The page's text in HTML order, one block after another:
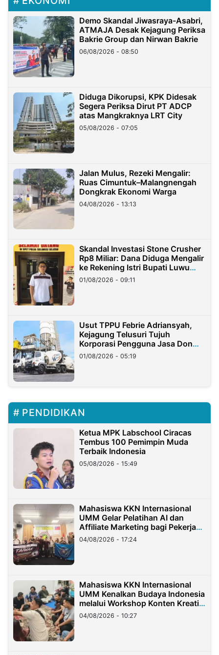
Demo Skandal Jiwasraya-Asabri,
ATMAJA Desak Kejagung Periksa
Bakrie Group dan Nirwan Bakrie
06/08/2026 - 08:50
Diduga Dikorupsi, KPK Didesak
Segera Periksa Dirut PT ADCP
atas Mangkraknya LRT City
05/08/2026 - 07:05
Jalan Mulus, Rezeki Mengalir:
Ruas Cimuntuk–Malangnengah
Dongkrak Ekonomi Warga
04/08/2026 - 13:13
Skandal Investasi Stone Crusher
Rp8 Miliar: Dana Diduga Mengalir
ke Rekening Istri Bupati Luwu
Timur
01/08/2026 - 09:11
Usut TPPU Febrie Adriansyah,
Kejagung Telusuri Tujuh
Korporasi Pengguna Jasa Don
Ritto
01/08/2026 - 05:19
PENDIDIKAN
Ketua MPK Labschool Ciracas
Tembus 100 Pemimpin Muda
Terbaik Indonesia
05/08/2026 - 15:49
Mahasiswa KKN Internasional
UMM Gelar Pelatihan AI dan
Affiliate Marketing bagi Pekerja
Migran Indonesia di Taiwan
04/08/2026 - 17:24
Mahasiswa KKN Internasional
UMM Kenalkan Budaya Indonesia
melalui Workshop Konten Kreatif
di Taiwan
04/08/2026 - 10:27